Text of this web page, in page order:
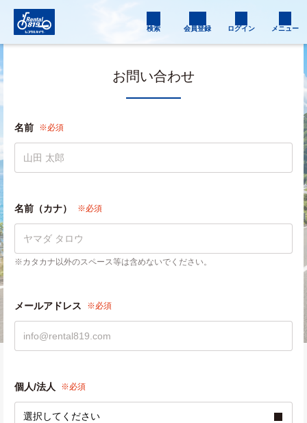
検索 会員登録 ログイン メニュー
お問い合わせ
名前 ※必須
名前（カナ） ※必須
※カタカナ以外のスペース等は含めないでください。
メールアドレス ※必須
個人/法人 ※必須